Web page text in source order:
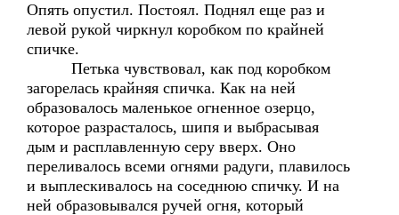
Опять опустил. Постоял. Поднял еще раз и
левой рукой чиркнул коробком по крайней
спичке.
Петька чувствовал, как под коробком
загорелась крайняя спичка. Как на ней
образовалось маленькое огненное озерцо,
которое разрасталось, шипя и выбрасывая
дым и расплавленную серу вверх. Оно
переливалось всеми огнями радуги, плавилось
и выплескивалось на соседнюю спичку. И на
ней образовывался ручей огня, который